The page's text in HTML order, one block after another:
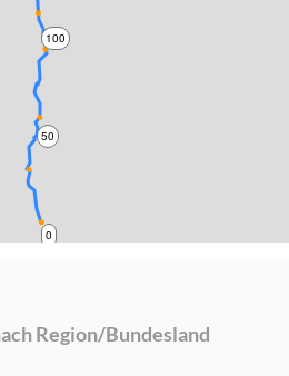
0
50
100
Region/Bundesland